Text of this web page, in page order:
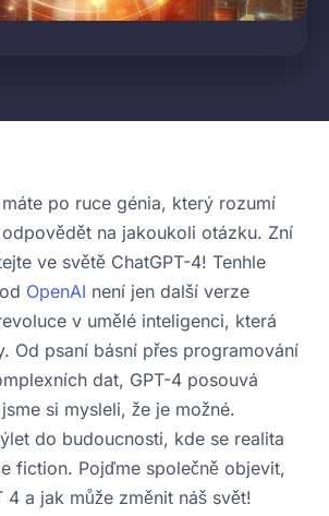
po ruce génia, který rozumí
na jakoukoli otázku. Zní
ve světě ChatGPT-4! Tenhle
OpenAI není jen další verze
v umělé inteligenci, která
Od psaní básní přes programování
dat, GPT-4 posouvá
si mysleli, že je možné.
do budoucnosti, kde se realita
fiction. Pojďme společně objevit,
4 a jak může změnit náš svět!